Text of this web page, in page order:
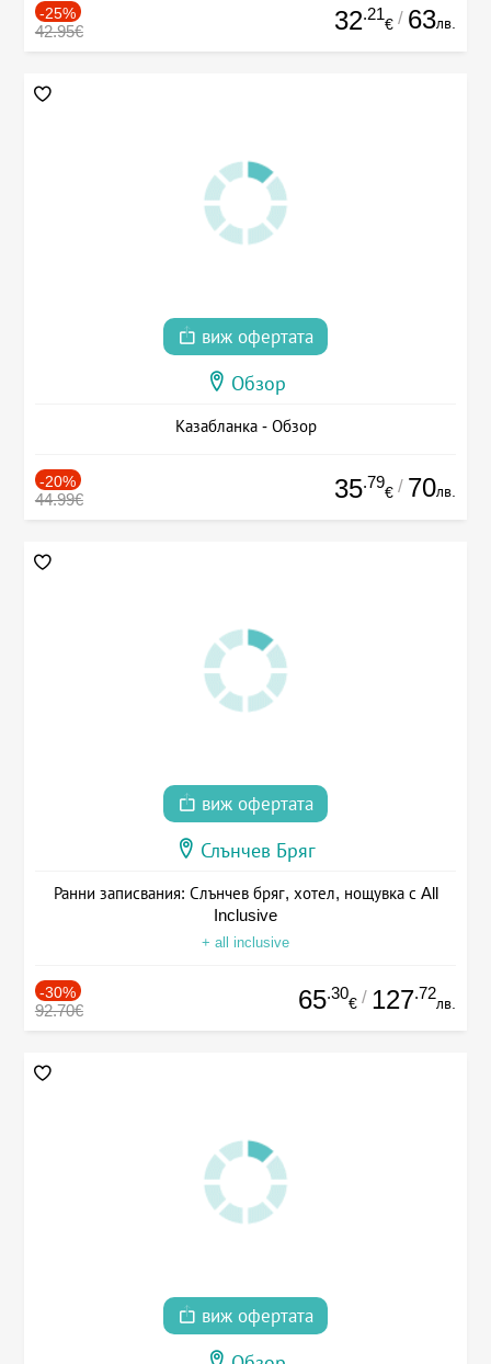
-25%
42.95€ 32.21
€ / 63лв.
виж офертата
Обзор
Казабланка - Обзор
-20%
44.99€ 35.79
€ / 70лв.
виж офертата
Слънчев Бряг
Ранни записвания: Слънчев бряг, хотел, нощувка с All
Inclusive
+ all inclusive
-30%
92.70€ 65.30
€ / 127.72
лв.
виж офертата